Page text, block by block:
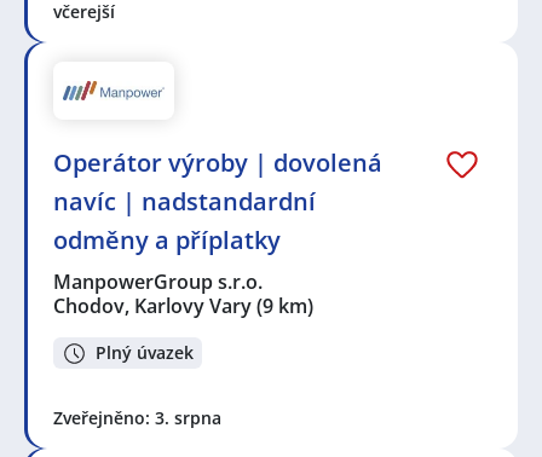
včerejší
Operátor výroby | dovolená
navíc | nadstandardní
odměny a příplatky
ManpowerGroup s.r.o.
Chodov, Karlovy Vary(9 km)
Plný úvazek
Zveřejněno: 3. srpna